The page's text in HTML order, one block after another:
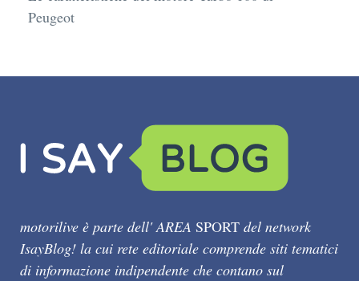
Peugeot
motorilive è parte dell' AREA SPORT del network
IsayBlog! la cui rete editoriale comprende siti tematici
di informazione indipendente che contano sul